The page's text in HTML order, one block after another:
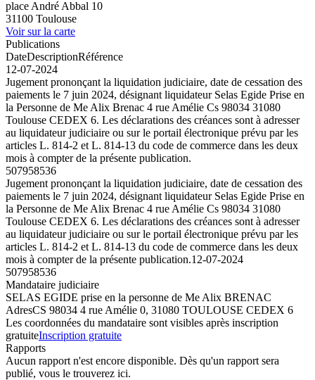
place André Abbal 10
31100 Toulouse
Voir sur la carte
Publications
DateDescriptionRéférence
12-07-2024
Jugement prononçant la liquidation judiciaire, date de cessation des
paiements le 7 juin 2024, désignant liquidateur Selas Egide Prise en
la Personne de Me Alix Brenac 4 rue Amélie Cs 98034 31080
Toulouse CEDEX 6. Les déclarations des créances sont à adresser
au liquidateur judiciaire ou sur le portail électronique prévu par les
articles L. 814-2 et L. 814-13 du code de commerce dans les deux
mois à compter de la présente publication.
507958536
Jugement prononçant la liquidation judiciaire, date de cessation des
paiements le 7 juin 2024, désignant liquidateur Selas Egide Prise en
la Personne de Me Alix Brenac 4 rue Amélie Cs 98034 31080
Toulouse CEDEX 6. Les déclarations des créances sont à adresser
au liquidateur judiciaire ou sur le portail électronique prévu par les
articles L. 814-2 et L. 814-13 du code de commerce dans les deux
mois à compter de la présente publication.12-07-2024
507958536
Mandataire judiciaire
SELAS EGIDE prise en la personne de Me Alix BRENAC
AdresCS 98034 4 rue Amélie 0, 31080 TOULOUSE CEDEX 6
Les coordonnées du mandataire sont visibles après inscription
gratuiteInscription gratuite
Rapports
Aucun rapport n'est encore disponible. Dès qu'un rapport sera
publié, vous le trouverez ici.